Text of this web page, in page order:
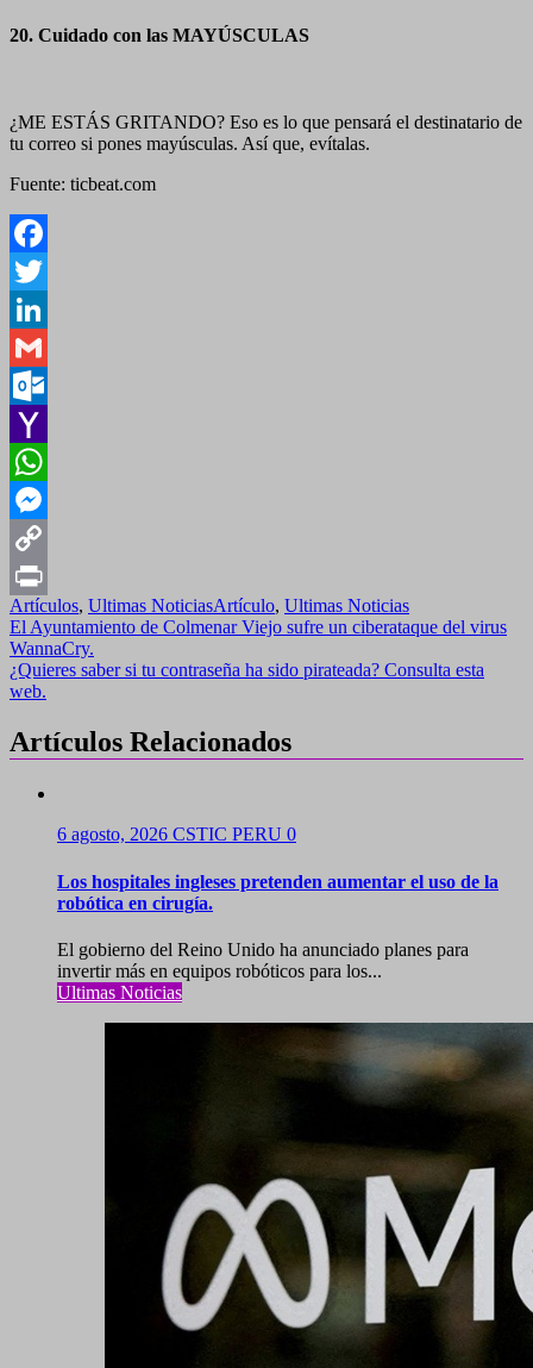
20. Cuidado con las MAYÚSCULAS
¿ME ESTÁS GRITANDO? Eso es lo que pensará el destinatario de
tu correo si pones mayúsculas. Así que, evítalas.
Fuente: ticbeat.com
Facebook
Twitter
LinkedIn
Gmail
Outlook.com
Yahoo
Mail
WhatsApp
Messenger
Copy
Link
Print
Artículos, Ultimas NoticiasArtículo, Ultimas Noticias
Navegación
de
entradas
El Ayuntamiento de Colmenar Viejo sufre un ciberataque del virus
WannaCry.
¿Quieres saber si tu contraseña ha sido pirateada? Consulta esta
web.
Artículos Relacionados
6 agosto, 2026 CSTIC PERU 0
Los hospitales ingleses pretenden aumentar el uso de la
robótica en cirugía.
El gobierno del Reino Unido ha anunciado planes para
invertir más en equipos robóticos para los...
Ultimas Noticias